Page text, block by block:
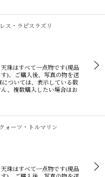
ス・ラピスラズリ
珠はすべて一点物です(現品
)、ご購入後、写真の物を送
ついては、表示している数
、複数購入したい場合はお
ォーツ・トルマリン
珠はすべて一点物です(現品